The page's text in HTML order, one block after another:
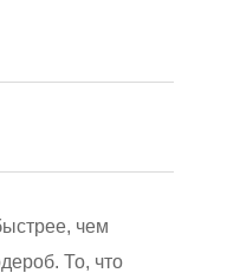
чем
То, что